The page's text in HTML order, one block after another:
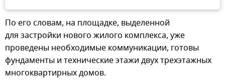
По его словам, на площадке, выделенной
для застройки нового жилого комплекса, уже
проведены необходимые коммуникации, готовы
фундаменты и технические этажи двух трехэтажных
многоквартирных домов.